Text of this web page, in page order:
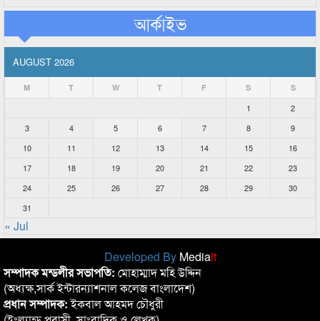
আর্কাইভ
AUGUST 2026
M T W T F S S
1
2
3
4 5 6 7 8
9
10
11 12 13 14 15
16
17
18 19 20 21 22
23
24
25 26 27 28 29
30
31
« Jul
Developed By Mediait
সম্পাদক মন্ডলীর সভাপতি: মোহাম্মাদ মহি উদ্দিন
(অধ্যক্ষ,সার্ক ইন্টারন্যাশনাল কলেজ বাংলাদেশ)
প্রধান সম্পাদক:ইকবাল আহমদ চৌধুরী